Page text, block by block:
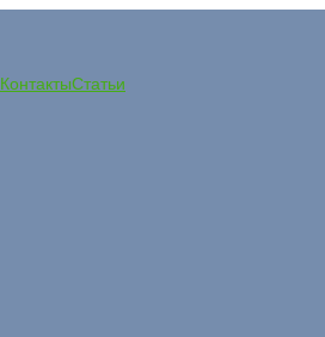
КонтактыСтатьи